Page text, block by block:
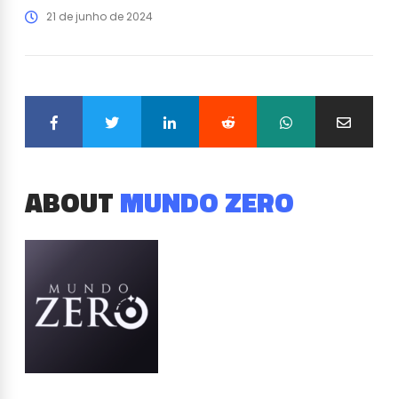
21 de junho de 2024
ABOUTMUNDO ZERO